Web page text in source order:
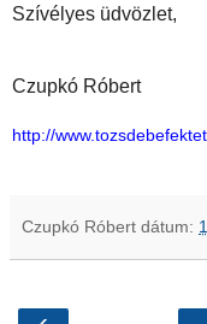
Szívélyes üdvözlet,
Czupkó Róbert
http://
Czupkó Róbert dátum: